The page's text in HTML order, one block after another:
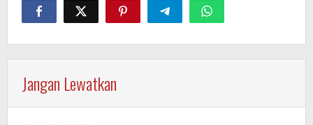
Jangan Lewatkan